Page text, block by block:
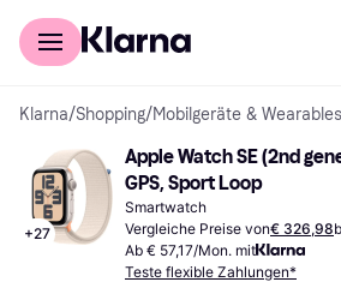
Für Shopper
Klarna/Shopping/Mobilgeräte & Wearables
+27
Apple Watch SE (2nd
GPS, Sport Loop
Smartwatch
Vergleiche Preise von€ 326,98
Ab € 57,17/Mon. mit
Teste flexible Zahlungen*